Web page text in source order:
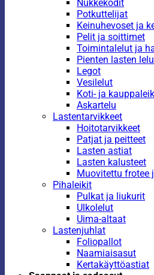
Nukkekodit
Potkuttelijat
Keinuhevoset ja
Pelit ja soittimet
Toimintalelut ja
Pienten lasten
Legot
Vesilelut
Koti- ja
Askartelu
Lastentarvikkeet
Hoitotarvikkeet
Patjat ja peitteet
Lasten astiat
Lasten kalusteet
Muovitettu frotee
Pihaleikit
Pulkat ja liukurit
Ulkolelut
Uima-altaat
Lastenjuhlat
Foliopallot
Naamiaisasut
Kertakäyttöastiat